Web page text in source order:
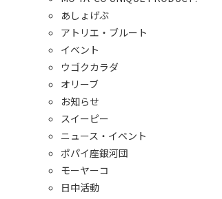
あしょげぶ
アトリエ・ブルート
イベント
ウゴクカラダ
オリーブ
お知らせ
スイーピー
ニュース・イベント
ポパイ座銀河団
モーヤーコ
日中活動